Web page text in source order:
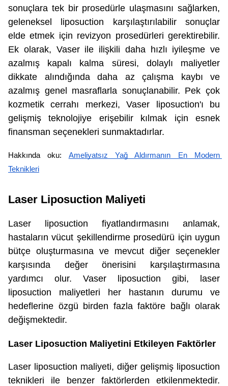
sonuçlara tek bir prosedürle ulaşmasını sağlarken,
geleneksel liposuction karşılaştırılabilir sonuçlar
elde etmek için revizyon prosedürleri gerektirebilir.
Ek olarak, Vaser ile ilişkili daha hızlı iyileşme ve
azalmış kapalı kalma süresi, dolaylı maliyetler
dikkate alındığında daha az çalışma kaybı ve
azalmış genel masraflarla sonuçlanabilir. Pek çok
kozmetik cerrahı merkezi, Vaser liposuction'ı bu
gelişmiş teknolojiye erişebilir kılmak için esnek
finansman seçenekleri sunmaktadırlar.
Hakkında oku: Ameliyatsız Yağ Aldırmanın En Modern
Teknikleri
Laser Liposuction Maliyeti
Laser liposuction fiyatlandırmasını anlamak,
hastaların vücut şekillendirme prosedürü için uygun
bütçe oluşturmasına ve mevcut diğer seçenekler
karşısında değer önerisini karşılaştırmasına
yardımcı olur. Vaser liposuction gibi, laser
liposuction maliyetleri her hastanın durumu ve
hedeflerine özgü birden fazla faktöre bağlı olarak
değişmektedir.
Laser Liposuction Maliyetini Etkileyen Faktörler
Laser liposuction maliyeti, diğer gelişmiş liposuction
teknikleri ile benzer faktörlerden etkilenmektedir.